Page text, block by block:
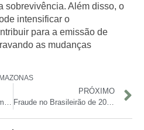
sobrevivência. Além disso, o
intensificar o
para a emissão de
as mudanças
PRÓXIMO
Fraude no Brasileirão de 2023: Bruno Henrique é indicado pela Polícia Federal por manipulação de resultado